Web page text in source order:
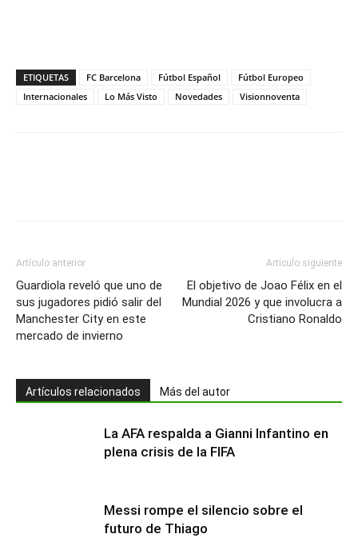
ETIQUETAS FC Barcelona Fútbol Español
Fútbol Europeo
Internacionales
Lo Más Visto Novedades Visionnoventa
Artículo anterior
Guardiola reveló que uno de
sus jugadores pidió salir del
Manchester City en este
mercado de invierno
Artículo siguiente
El objetivo de Joao Félix en el
Mundial 2026 y que involucra a
Cristiano Ronaldo
Artículos relacionados Más del autor
La AFA respalda a Gianni Infantino en
plena crisis de la FIFA
Messi rompe el silencio sobre el
futuro de Thiago